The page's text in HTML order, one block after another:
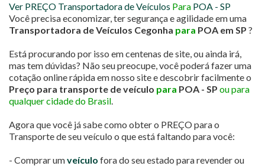
Ver PREÇO Transportadora de Veículos Para POA - SP
Você precisa economizar, ter segurança e agilidade em uma
Transportadora de Veículos Cegonha para POA em SP ?
Está procurando por isso em centenas de site, ou ainda irá,
mas tem dúvidas? Não seu preocupe, você poderá fazer uma
cotação online rápida em nosso site e descobrir facilmente o
Preço para transporte de veículo para POA - SP ou para
qualquer cidade do Brasil.
Agora que você já sabe como obter o PREÇO para o
Transporte de seu veículo o que está faltando para você:
- Comprar umveículo fora do seu estado para revender ou